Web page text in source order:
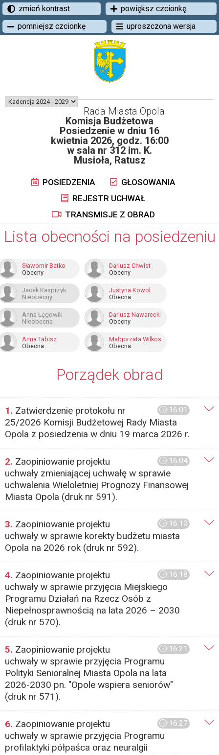
zmień kontrast
powiększ czcionkę
pomniejsz czcionkę
uproszczona wersja
Rada Miasta Opola
Komisja Budżetowa
Posiedzenie w dniu 16
kwietnia 2026, godz. 16:00
w sala nr 312 im. K.
Musioła, Ratusz
POSIEDZENIA
GŁOSOWANIA
REJESTR UCHWAŁ
TRANSMISJE Z OBRAD
Lista obecności na posiedzeniu
Sławomir Batko
Obecny
Dariusz Chwist
Obecny
Jacek Kasprzyk
Nieobecny
Justyna Kowol
Obecna
Anna Łęgowik
Nieobecna
Dariusz Nawarecki
Obecny
Anna Tabisz
Obecna
Małgorzata Wilkos
Obecna
Porządek obrad
16:01
1. Zatwierdzenie protokołu nr
25/2026 Komisji Budżetowej Rady Miasta
Opola z posiedzenia w dniu 19 marca 2026 r.
16:04
2. Zaopiniowanie projektu
uchwały zmieniającej uchwałę w sprawie
uchwalenia Wieloletniej Prognozy Finansowej
Miasta Opola (druk nr 591).
16:13
3. Zaopiniowanie projektu
uchwały w sprawie korekty budżetu miasta
Opola na 2026 rok (druk nr 592).
16:18
4. Zaopiniowanie projektu
uchwały w sprawie przyjęcia Miejskiego
Programu Działań na Rzecz Osób z
Niepełnosprawnością na lata 2026 – 2030
(druk nr 570).
16:21
5. Zaopiniowanie projektu
uchwały w sprawie przyjęcia Programu
Polityki Senioralnej Miasta Opola na lata
2026-2030 pn. "Opole wspiera seniorów"
(druk nr 571).
16:27
6. Zaopiniowanie projektu
uchwały w sprawie przyjęcia Programu
profilaktyki półpaśca oraz neuralgii